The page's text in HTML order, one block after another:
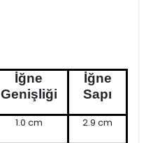
İğne
Genişliği
İğne
Sapı
1.0 cm 2.9 cm